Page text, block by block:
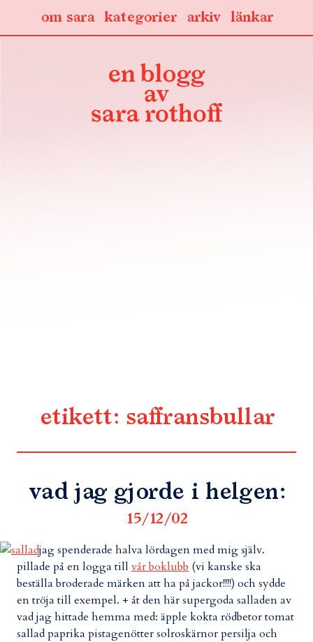
länkar
arkiv
kategorier
om sara
etikett: saffransbullar
vad jag gjorde i helgen:
15/12/02
jag spenderade halva lördagen med mig själv.
pillade på en logga till vår boklubb (vi kanske ska
beställa broderade märken att ha på jackor!!!!) och sydde
en tröja till exempel. + åt den här supergoda salladen av
vad jag hittade hemma med: äpple kokta rödbetor tomat
sallad paprika pistagenötter solroskärnor persilja och